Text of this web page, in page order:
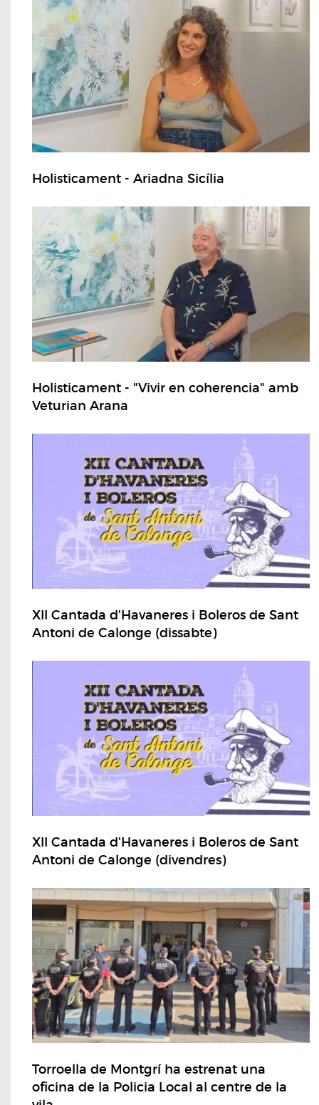
Holisticament - Ariadna Sicília
Holisticament - "Vivir en coherencia" amb
Veturian Arana
XII Cantada d'Havaneres i Boleros de Sant
Antoni de Calonge (dissabte)
XII Cantada d'Havaneres i Boleros de Sant
Antoni de Calonge (divendres)
Torroella de Montgrí ha estrenat una
oficina de la Policia Local al centre de la